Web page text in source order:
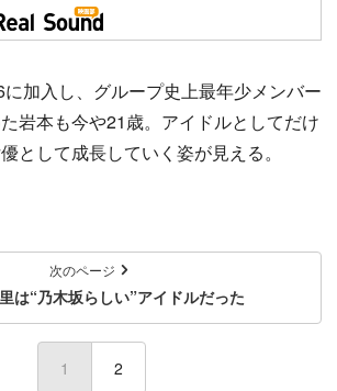
加入し、グループ史上最年少メンバー
岩本も今や21歳。アイドルとしてだけ
として成長していく姿が見える。
次のページ
は“乃木坂らしい”アイドルだった
1 (current)
2